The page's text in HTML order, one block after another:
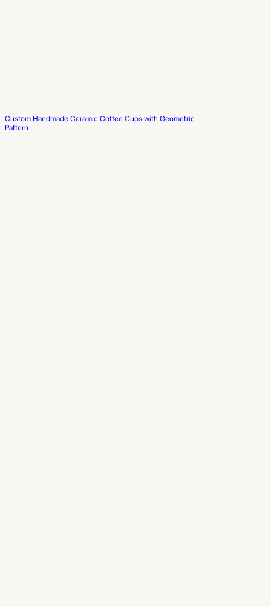
Custom Handmade Ceramic Coffee Cups with Geometric
Pattern